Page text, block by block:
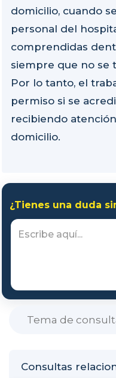
Consultas
domicilio, cuando
personal del
comprendidas
siempre que no se
Por lo tanto, el
permiso si se
recibiendo
domicilio.
¿Tienes una duda